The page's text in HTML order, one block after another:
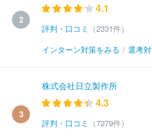
2
4.1
評判・口コミ
（2331件）
インターン対策をみる / 選考
3
株式会社日立製作所
4.3
評判・口コミ
（7279件）